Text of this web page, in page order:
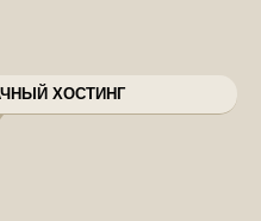
ХОСТИНГ